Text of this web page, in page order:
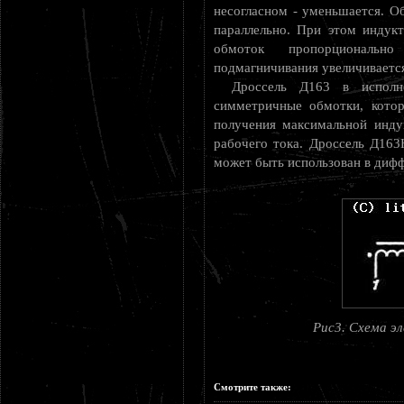
несогласном - уменьшается.
параллельно. При этом
обмоток
подмагничивания
Дроссель Д163 в
симметричные обмотки,
получения максимальной
рабочего тока. Дроссель
может быть использован в
Рис3. Схема
Смотрите также: